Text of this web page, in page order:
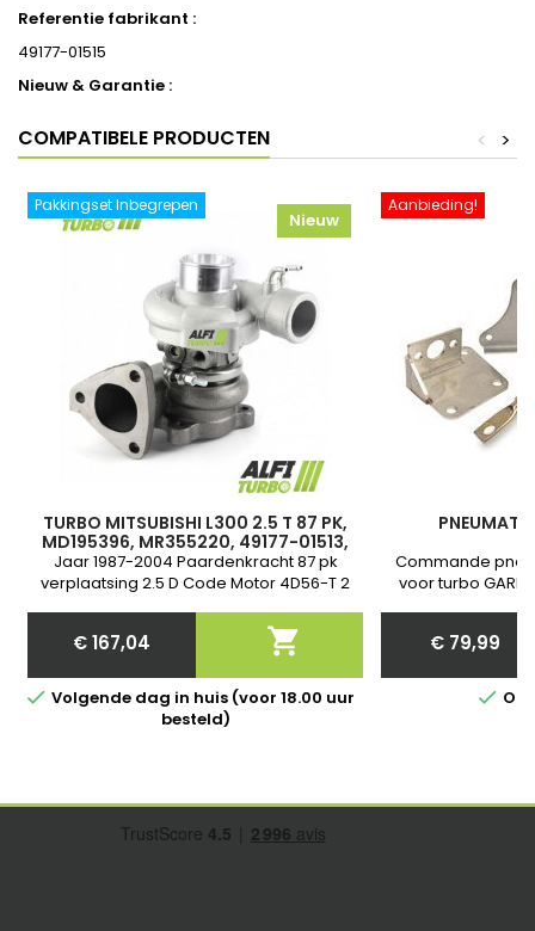
Referentie fabrikant :
49177-01515
Nieuw & Garantie :
COMPATIBELE PRODUCTEN >
<
Pakkingset Inbegrepen
Nieuw
TURBO MITSUBISHI L300 2.5 T 87 PK,
MD195396, MR355220, 49177-01513,
49177-01515
Jaar 1987-2004 Paardenkracht 87 pk
verplaatsing 2.5 D Code Motor 4D56-T 2
Price
€ 167,04 
 Volgende dag in huis (voor 18.00 uur
besteld)
Aanbieding!
Commande
voor turbo
van
Price
€ 79,99
 Op